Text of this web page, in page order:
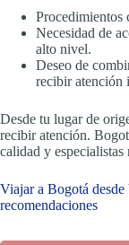
Procedimientos
Necesidad de
alto nivel.
Deseo de
recibir atención
Desde tu lugar de
recibir atención.
calidad y
Viajar a Bogotá desde
recomendaciones